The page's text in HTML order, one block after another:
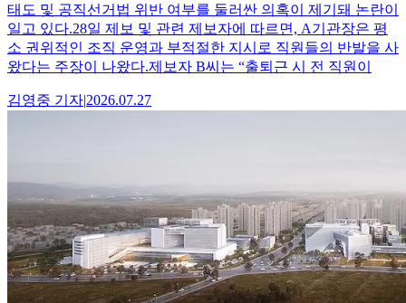
태도 및 공직선거법 위반 여부를 둘러싼 의혹이 제기돼 논란이
일고 있다.28일 제보 및 관련 제보자에 따르면, A기관장은 평
소 권위적인 조직 운영과 부적절한 지시로 직원들의 반발을 사
왔다는 주장이 나왔다.제보자 B씨는 “출퇴근 시 전 직원이
김영중 기자|2026.07.27